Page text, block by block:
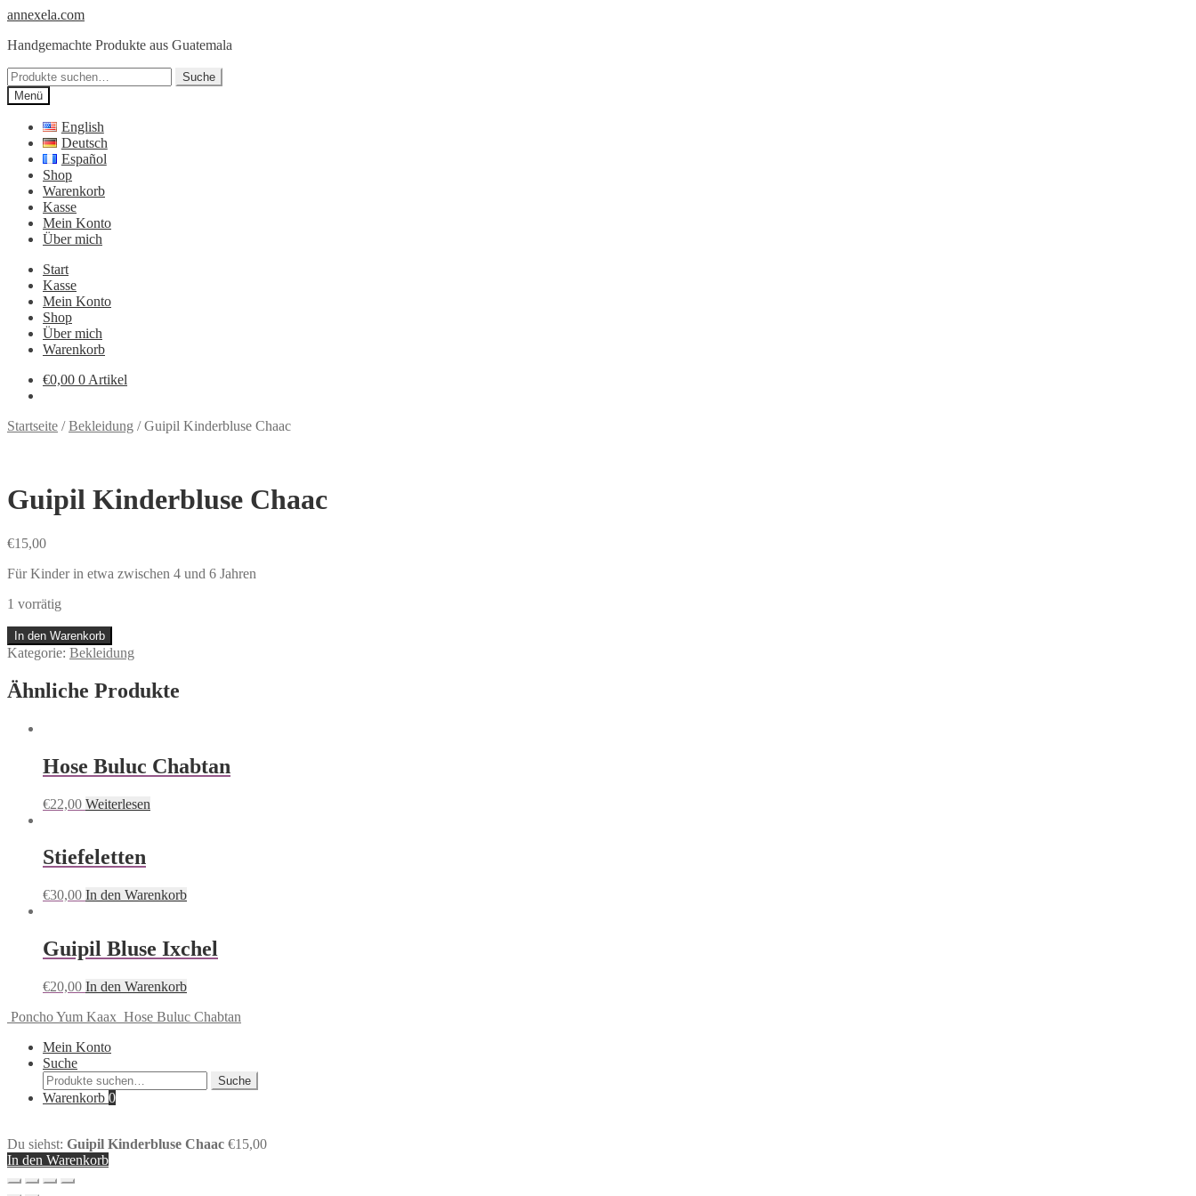
Zur
springen
Zum
springen
annexela.com
Handgemachte Produkte aus Guatemala
Suche
nach:
Suche
Menü
English
Deutsch
Español
Shop
Warenkorb
Kasse
Mein Konto
Über mich
Start
Kasse
Mein Konto
Shop
Über mich
Warenkorb
€0,00 0 Artikel
Startseite /Bekleidung /Guipil Kinderbluse Chaac
Guipil Kinderbluse Chaac
€15,00
Für Kinder in etwa zwischen 4 und 6 Jahren
1 vorrätig
In den Warenkorb
Kategorie: Bekleidung
Ähnliche Produkte
Hose Buluc Chabtan
€22,00 Weiterlesen
Stiefeletten
€30,00 In den Warenkorb
Guipil Bluse Ixchel
€20,00 In den Warenkorb
Poncho Yum Kaax Hose Buluc Chabtan
Mein Konto
Suche
Suche
nach:
Suche
Warenkorb 0
Du siehst: Guipil Kinderbluse Chaac €15,00
In den Warenkorb